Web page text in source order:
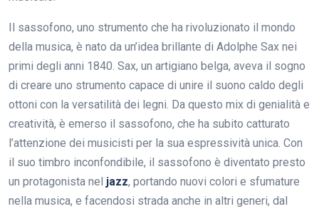
Il sassofono, uno strumento che ha rivoluzionato il mondo
della musica, è nato da un’idea brillante di Adolphe Sax nei
primi degli anni 1840. Sax, un artigiano belga, aveva il sogno
di creare uno strumento capace di unire il suono caldo degli
ottoni con la versatilità dei legni. Da questo mix di genialità e
creatività, è emerso il sassofono, che ha subito catturato
l’attenzione dei musicisti per la sua espressività unica. Con
il suo timbro inconfondibile, il sassofono è diventato presto
un protagonista nel jazz, portando nuovi colori e sfumature
nella musica, e facendosi strada anche in altri generi, dal